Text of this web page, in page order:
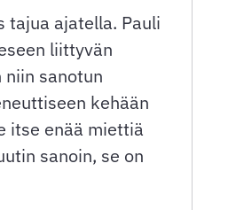
tajua ajatella. Pauli
liittyvän
sanotun
kehään
itse enää miettiä
sanoin, se on